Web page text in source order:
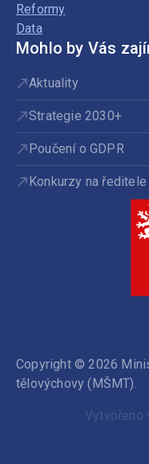
Reformy
Data
Mohlo by Vás
Aktuality
Strategie 2030+
Poučení o GDPR
Konkurzy na ředitele
Copyright © 2026
tělovýchovy (MŠMT).
Vytvořeno